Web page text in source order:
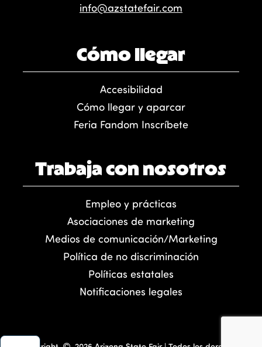
info@azstatefair.com
Cómo llegar
Accesibilidad
Cómo llegar y aparcar
Feria Fandom Inscríbete
Trabaja con nosotros
Empleo y prácticas
Asociaciones de marketing
Medios de comunicación/Marketing
Política de no discriminación
Políticas estatales
Notificaciones legales